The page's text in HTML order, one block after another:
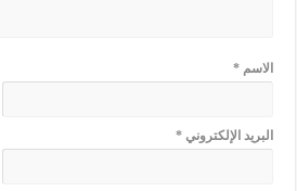
الاسم*
البريد الإلكتروني*